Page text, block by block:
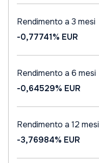
Rendimento a 3 mesi
-0,77741% EUR
Rendimento a 6 mesi
-0,64529% EUR
Rendimento a 12 mesi
-3,76984% EUR